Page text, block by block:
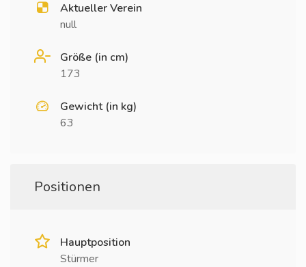
Aktueller Verein
null
Größe (in cm)
173
Gewicht (in kg)
63
Positionen
Hauptposition
Stürmer